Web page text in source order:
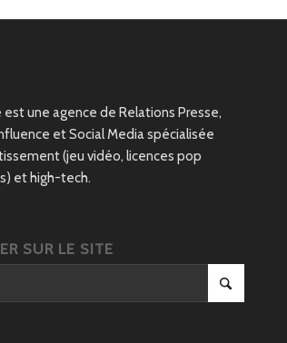
une agence de Relations Presse,
et Social Media spécialisée
(jeu vidéo, licences pop
et high-tech.
SUR LE SITE